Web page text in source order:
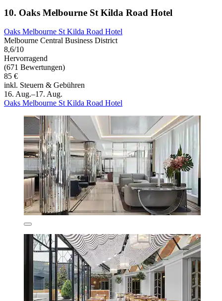
10. Oaks Melbourne St Kilda Road Hotel
Oaks Melbourne St Kilda Road Hotel
Melbourne Central Business District
8,6/10
Hervorragend
(671 Bewertungen)
85 €
inkl. Steuern & Gebühren
16. Aug.–17. Aug.
Oaks Melbourne St Kilda Road Hotel